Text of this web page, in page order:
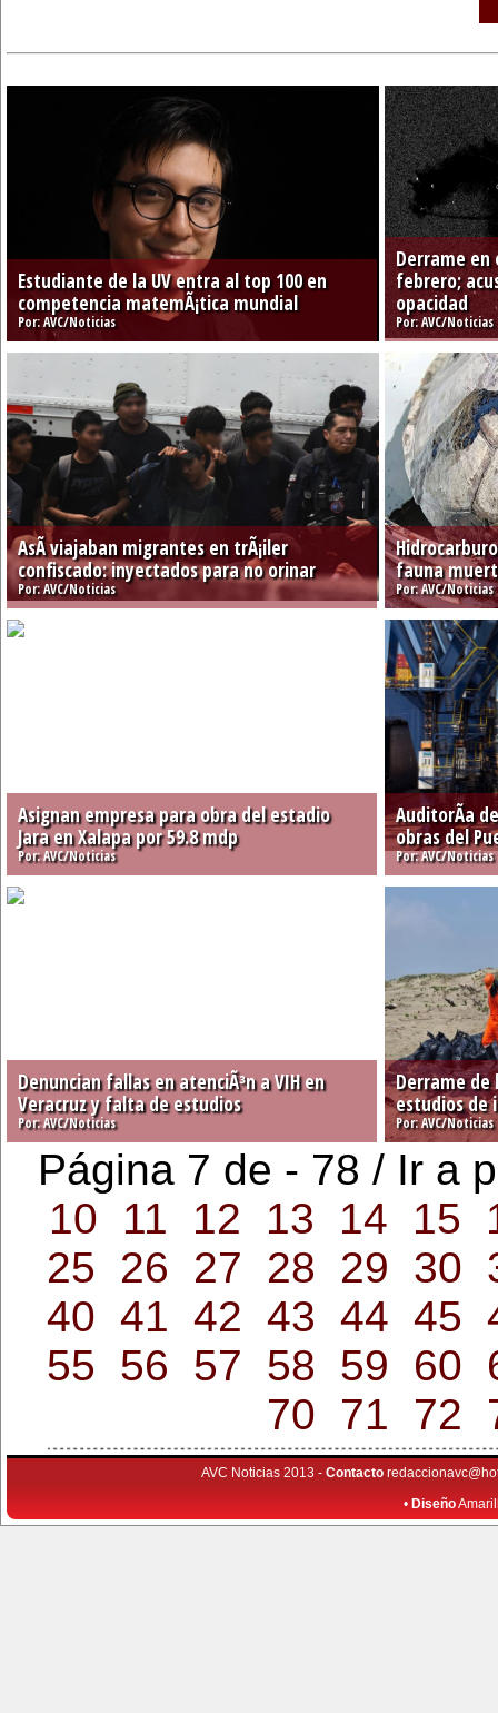
Estudiante de la UV entra al top 100 en
competencia matemÃ¡tica mundial
Por: AVC/Noticias
Derrame
febrero;
opacidad
Por: AVC/
AsÃ­ viajaban migrantes en trÃ¡iler
confiscado: inyectados para no orinar
Por: AVC/Noticias
fauna
Por: AVC/
Asignan empresa para obra del estadio
Jara en Xalapa por 59.8 mdp
Por: AVC/Noticias
AuditorÃ­a
obras del
Por: AVC/
Denuncian fallas en atenciÃ³n a VIH en
Veracruz y falta de estudios
Por: AVC/Noticias
Derrame de
estudios de
Por: AVC/
Página 7 de - 78 / Ir a
10
11 12 13 14 15
25
26 27 28 29 30
40 41 42 43 44 45
55 56 57 58 59 60
70 71 72
AVC Noticias 2013 - Contacto
• Diseño